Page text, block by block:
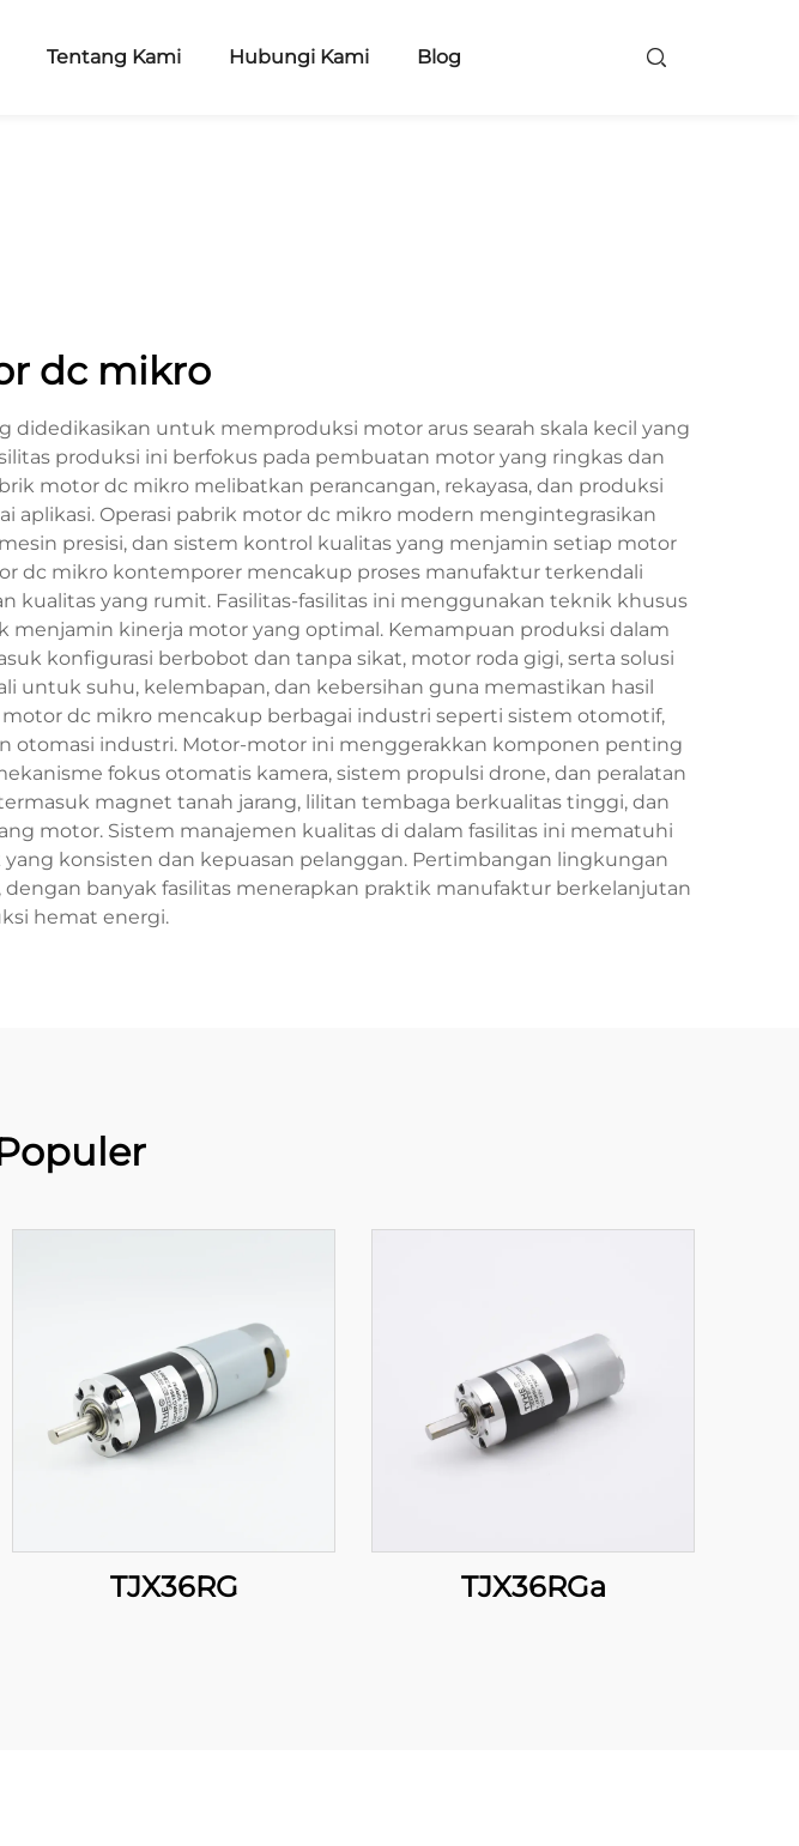
Tentang Kami Hubungi Kami Blog
dc mikro
untuk memproduksi motor arus searah skala kecil yang
produksi ini berfokus pada pembuatan motor yang ringkas dan
motor dc mikro melibatkan perancangan, rekayasa, dan produksi
Operasi pabrik motor dc mikro modern mengintegrasikan
presisi, dan sistem kontrol kualitas yang menjamin setiap motor
dc mikro kontemporer mencakup proses manufaktur terkendali
yang rumit. Fasilitas-fasilitas ini menggunakan teknik khusus
kinerja motor yang optimal. Kemampuan produksi dalam
konfigurasi berbobot dan tanpa sikat, motor roda gigi, serta solusi
untuk suhu, kelembapan, dan kebersihan guna memastikan hasil
dc mikro mencakup berbagai industri seperti sistem otomotif,
otomasi industri. Motor-motor ini menggerakkan komponen penting
fokus otomatis kamera, sistem propulsi drone, dan peralatan
magnet tanah jarang, lilitan tembaga berkualitas tinggi, dan
motor. Sistem manajemen kualitas di dalam fasilitas ini mematuhi
konsisten dan kepuasan pelanggan. Pertimbangan lingkungan
banyak fasilitas menerapkan praktik manufaktur berkelanjutan
hemat energi.
TJX36RG TJX36RGa